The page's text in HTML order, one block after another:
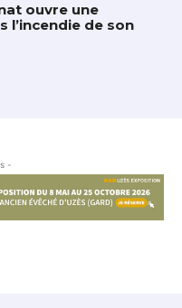
ouvre une
de son
-